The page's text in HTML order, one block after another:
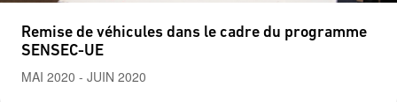
Remise de véhicules dans le cadre du programme
SENSEC-UE
MAI 2020 - JUIN 2020